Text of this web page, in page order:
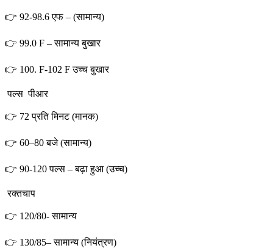
👉 92-98.6 एफ – (सामान्य)
👉 99.0 F – सामान्य बुखार
👉 100. F-102 F उच्च बुखार
पल्स पीआर
👉 72 प्रति मिनट (मानक)
👉 60–80 बजे (सामान्य)
👉 90-120 पल्स – बढ़ा हुआ (उच्च)
रक्तचाप
👉 120/80- सामान्य
👉 130/85– सामान्य (नियंत्रण)